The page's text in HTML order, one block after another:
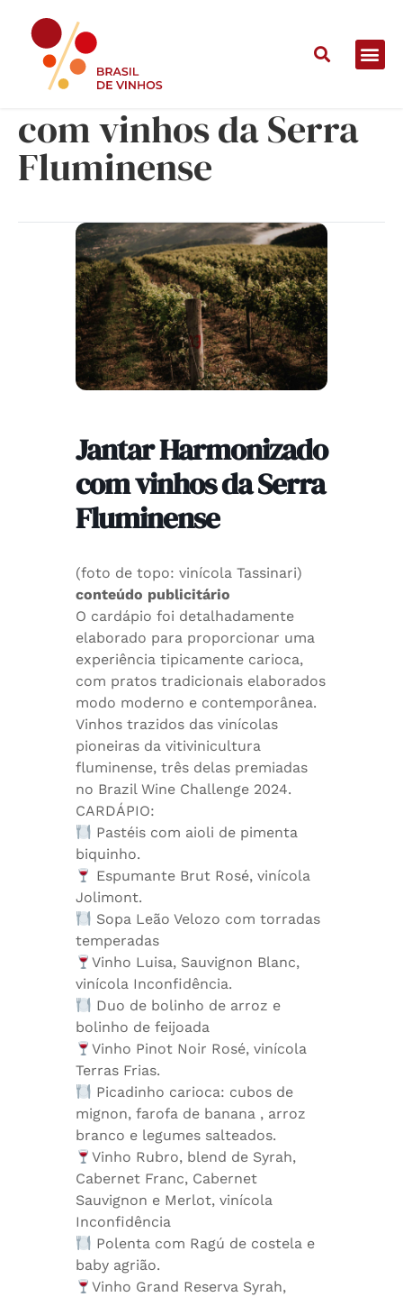
Jantar Harmonizado
com vinhos da Serra
Fluminense
Jantar Harmonizado
com vinhos da Serra
Fluminense
(foto de topo: vinícola Tassinari)
conteúdo publicitário
O cardápio foi detalhadamente
elaborado para proporcionar uma
experiência tipicamente carioca,
com pratos tradicionais elaborados
modo moderno e contemporânea.
Vinhos trazidos das vinícolas
pioneiras da vitivinicultura
fluminense, três delas premiadas
no Brazil Wine Challenge 2024.
CARDÁPIO:
Pastéis com aioli de pimenta
biquinho.
Espumante Brut Rosé, vinícola
Jolimont.
Sopa Leão Velozo com torradas
temperadas
Vinho Luisa, Sauvignon Blanc,
vinícola Inconfidência.
Duo de bolinho de arroz e
bolinho de feijoada
Vinho Pinot Noir Rosé, vinícola
Terras Frias.
Picadinho carioca: cubos de
mignon, farofa de banana , arroz
branco e legumes salteados.
Vinho Rubro, blend de Syrah,
Cabernet Franc, Cabernet
Sauvignon e Merlot, vinícola
Inconfidência
Polenta com Ragú de costela e
baby agrião.
Vinho Grand Reserva Syrah,